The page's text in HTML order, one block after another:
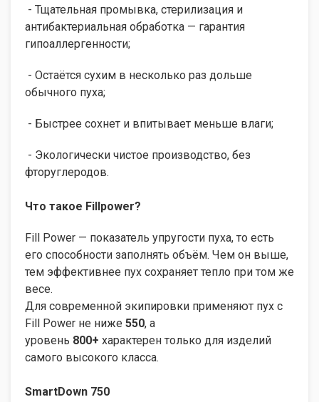
- Тщательная промывка, стерилизация и
антибактериальная обработка — гарантия
гипоаллергенности;
- Остаётся сухим в несколько раз дольше
обычного пуха;
- Быстрее сохнет и впитывает меньше влаги;
- Экологически чистое производство, без
фторуглеродов.
Что такое Fillpower?
Fill Power — показатель упругости пуха, то есть
его способности заполнять объём. Чем он выше,
тем эффективнее пух сохраняет тепло при том же
весе.
Для современной экипировки применяют пух с
Fill Power не ниже 550, а
уровень 800+ характерен только для изделий
самого высокого класса.
SmartDown 750